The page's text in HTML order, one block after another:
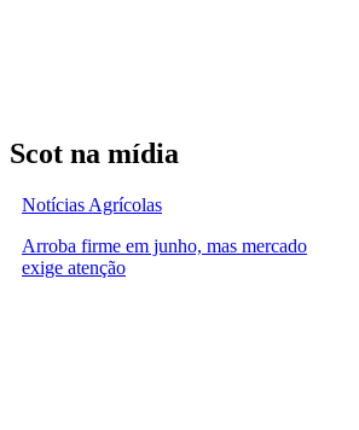
Scot na mídia
Notícias Agrícolas
Arroba firme em junho, mas mercado
exige atenção